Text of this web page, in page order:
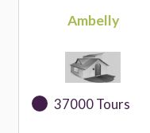
Ambelly
37000 Tours